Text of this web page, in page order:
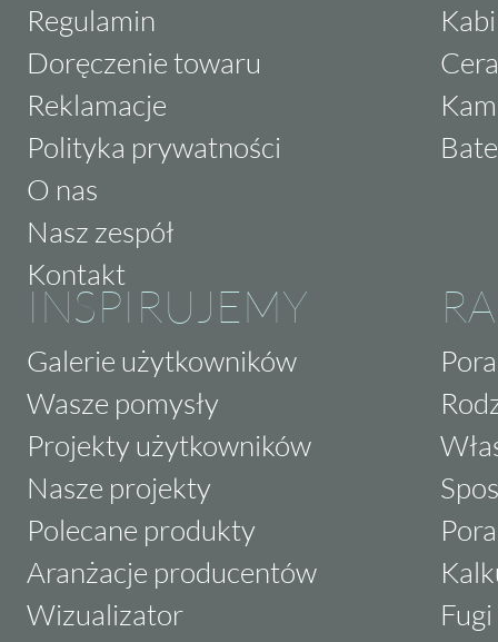
Regulamin
Doręczenie towaru
Reklamacje
Polityka prywatności
O nas
Nasz zespół
Kontakt
INSPIRUJEMY
Galerie użytkowników
Wasze pomysły
Projekty użytkowników
Nasze projekty
Polecane produkty
Aranżacje producentów
Wizualizator